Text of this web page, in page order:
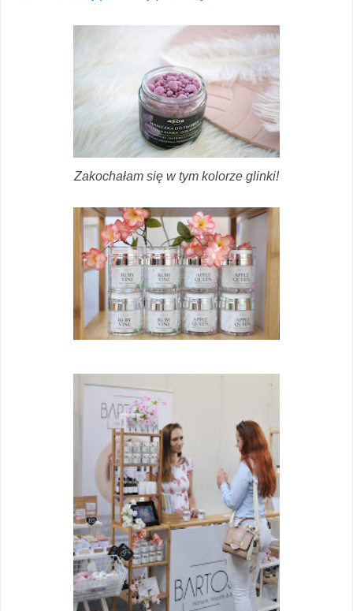
Zakochałam się w tym kolorze glinki!